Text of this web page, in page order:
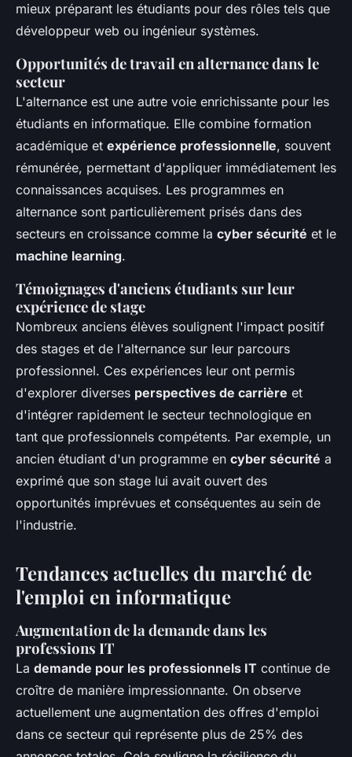
mieux préparant les étudiants pour des rôles tels que
développeur web ou ingénieur systèmes.
Opportunités de travail en alternance dans le
secteur
L'alternance est une autre voie enrichissante pour les
étudiants en informatique. Elle combine formation
académique et expérience professionnelle, souvent
rémunérée, permettant d'appliquer immédiatement les
connaissances acquises. Les programmes en
alternance sont particulièrement prisés dans des
secteurs en croissance comme la cyber sécurité et le
machine learning.
Témoignages d'anciens étudiants sur leur
expérience de stage
Nombreux anciens élèves soulignent l'impact positif
des stages et de l'alternance sur leur parcours
professionnel. Ces expériences leur ont permis
d'explorer diverses perspectives de carrière et
d'intégrer rapidement le secteur technologique en
tant que professionnels compétents. Par exemple, un
ancien étudiant d'un programme en cyber sécurité a
exprimé que son stage lui avait ouvert des
opportunités imprévues et conséquentes au sein de
l'industrie.
Tendances actuelles du marché de
l'emploi en informatique
Augmentation de la demande dans les
professions IT
La demande pour les professionnels IT continue de
croître de manière impressionnante. On observe
actuellement une augmentation des offres d'emploi
dans ce secteur qui représente plus de 25% des